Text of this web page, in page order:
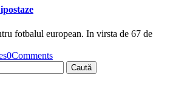
fotbalul european. In virsta de 67 de
0Comments